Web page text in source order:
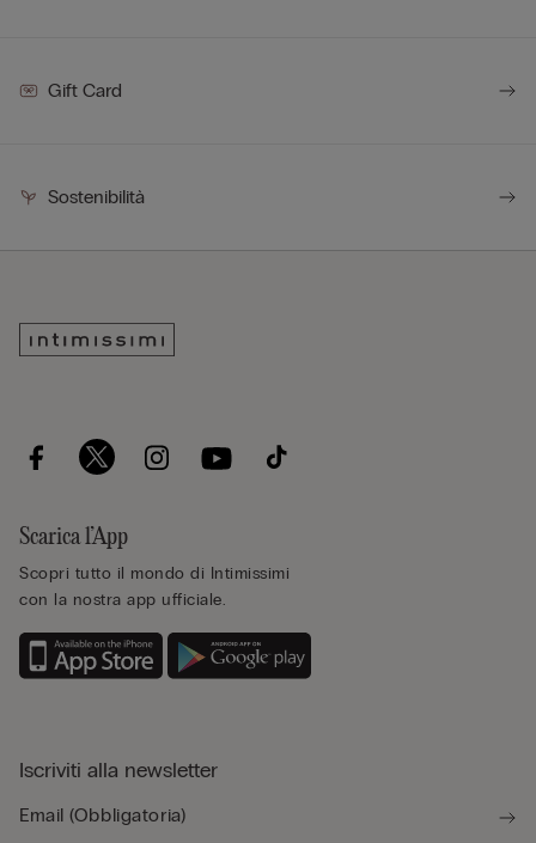
Gift Card
Sostenibilità
Scarica l’App
Scopri tutto il mondo di Intimissimi
con la nostra app ufficiale.
Iscriviti alla newsletter